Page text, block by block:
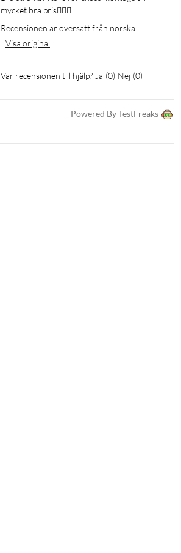
mycket bra pris👍🏻😊
Recensionen är översatt från norska
Visa original
Var recensionen till hjälp? Ja (0) Nej (0)
Powered By TestFreaks